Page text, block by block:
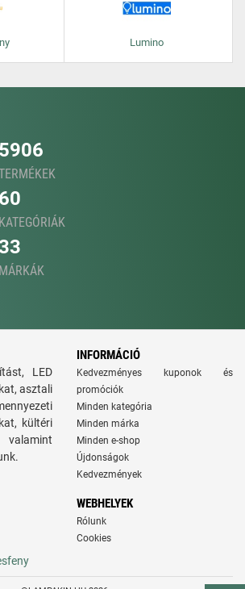
Lumino
5906
60
KATEGÓRIÁK
MÁRKÁK
LED
asztali
kültéri
INFORMÁCIÓ
Kedvezményes kuponok és
promóciók
Minden kategória
Minden márka
Minden e-shop
Újdonságok
Kedvezmények
WEBHELYEK
Rólunk
Cookies